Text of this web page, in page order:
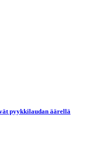
pyykkilaudan äärellä